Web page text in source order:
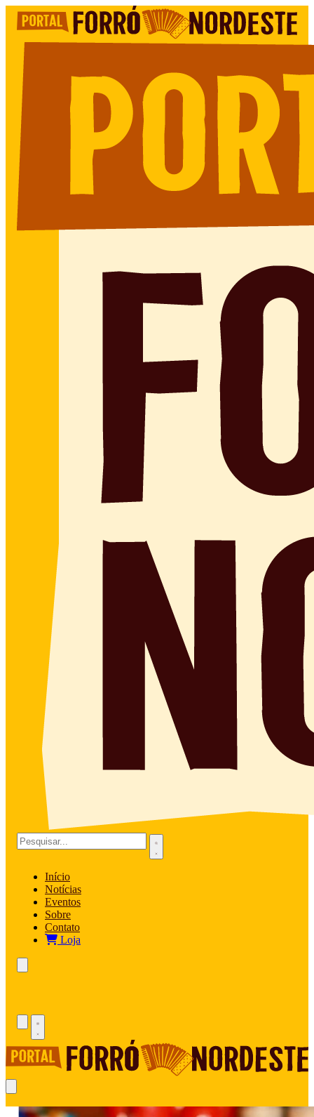
Início
Notícias
Eventos
Sobre
Contato
Loja